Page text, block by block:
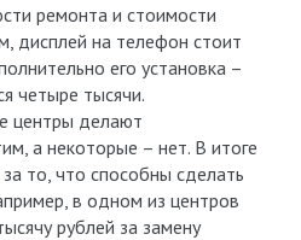
ремонта и стоимости
дисплей на телефон стоит
его установка –
четыре тысячи.
центры делают
а некоторые – нет. В итоге
то, что способны сделать
в одном из центров
рублей за замену